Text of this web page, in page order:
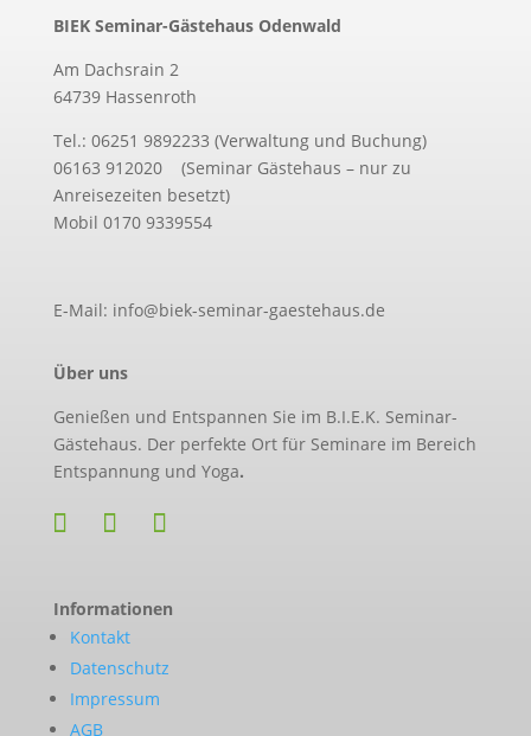
BIEK Seminar-Gästehaus Odenwald
Am Dachsrain 2
64739 Hassenroth
Tel.: 06251 9892233 (Verwaltung und Buchung)
06163 912020 (Seminar Gästehaus – nur zu
Anreisezeiten besetzt)
Mobil 0170 9339554
E-Mail: info@biek-seminar-gaestehaus.de
Über uns
Genießen und Entspannen Sie im B.I.E.K. Seminar-
Gästehaus. Der perfekte Ort für Seminare im Bereich
Entspannung und Yoga.
Informationen
Kontakt
Datenschutz
Impressum
AGB